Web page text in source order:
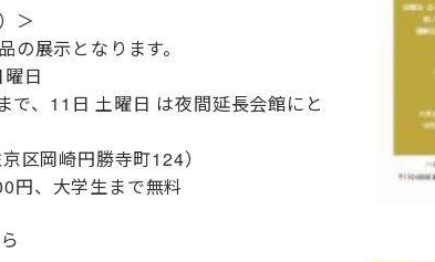
＞
展示となります。
日
で、11日 土曜日 は夜間延長会館にと
区岡崎円勝寺町124）
円、大学生まで無料